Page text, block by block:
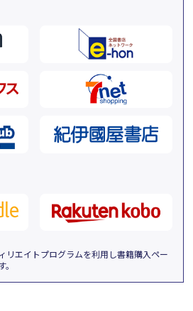
リエイトプログラムを利用し書籍購入ペー